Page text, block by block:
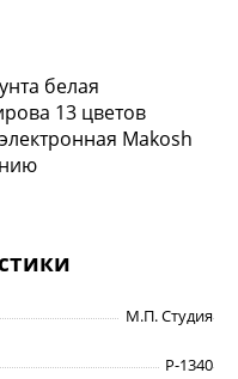
белая
13 цветов
Makosh
М.П. Студия
Р-1340